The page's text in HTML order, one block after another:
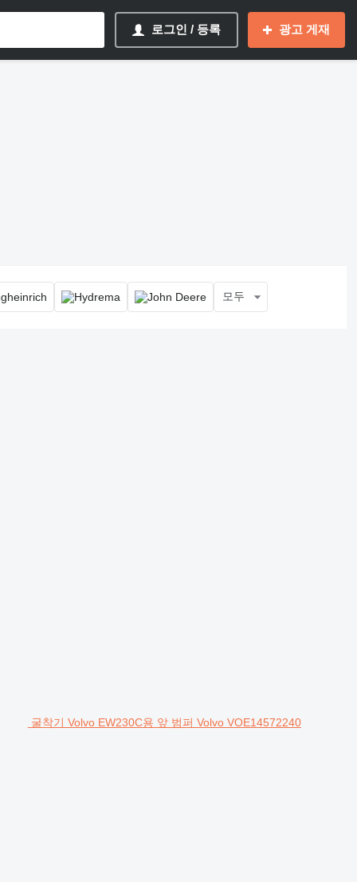
로그인 / 등록 광고 게재
모두
굴착기 Volvo EW230C용 앞 범퍼 Volvo VOE14572240